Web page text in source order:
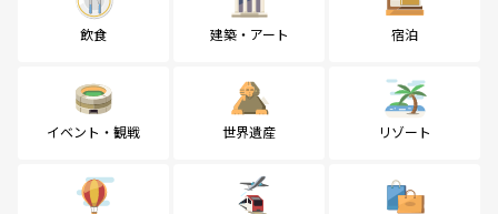
飲食 建築・アート 宿泊
イベント・観戦 世界遺産 リゾート